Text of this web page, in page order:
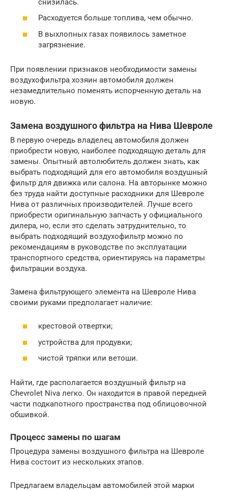
Расходуется больше топлива, чем обычно.
В выхлопных газах появилось заметное
загрязнение.
При появлении признаков необходимости замены
воздухофильтра хозяин автомобиля должен
незамедлительно поменять испорченную деталь на
новую.
Замена воздушного фильтра на Нива Шевроле
В первую очередь владелец автомобиля должен
приобрести новую, наиболее подходящую деталь для
замены. Опытный автолюбитель должен знать, как
выбрать подходящий для его автомобиля воздушный
фильтр для движка или салона. На авторынке можно
без труда найти доступные расходники для Шевроле
Нива от различных производителей. Лучше всего
приобрести оригинальную запчасть у официального
дилера, но, если это сделать затруднительно, то
выбрать подходящий воздухофильтр можно по
рекомендациям в руководстве по эксплуатации
транспортного средства, ориентируясь на параметры
фильтрации воздуха.
Замена фильтрующего элемента на Шевроле Нива
своими руками предполагает наличие:
крестовой отвертки;
устройства для продувки;
чистой тряпки или ветоши.
Найти, где располагается воздушный фильтр на
Chevrolet Niva легко. Он находится в правой передней
части подкапотного пространства под облицовочной
обшивкой.
Процесс замены по шагам
Процедура замены воздушного фильтра на Шевроле
Нива состоит из нескольких этапов.
Предлагаем владельцам автомобилей этой марки